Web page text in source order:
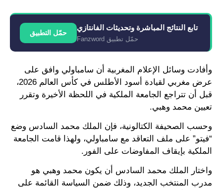
تابع النتائج المباشرة وتحديثات الفانتازي
حمّل تطبيق Fanzword
حمّل التطبيق
وأفادت وسائل الإعلام المغربية أن سامباولي وافق على
عرض مغربي لقيادة أسود الأطلس في كأس العالم 2026،
قبل أن تتراجع الجامعة الملكية في اللحظة الأخيرة وتقرر
تعيين محمد وهبي.
وحسب الصحيفة الكتالونية، فإن الملك محمد السادس وضع
“فيتو” على ملف التعاقد مع سامباولي، ولهذا قامت الجامعة
الملكية بإيقاف المفاوضات على الفور.
واختار الملك محمد السادس أن يكون محمد وهبي هو
مدرب المنتخب الجديد، وذلك ضمن السياسة القائمة على